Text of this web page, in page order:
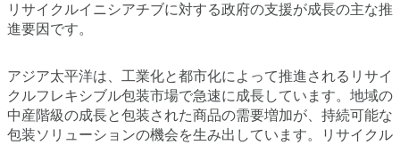
リサイクルイニシアチブに対する政府の支援が成長の主な推
進要因です。
アジア太平洋は、工業化と都市化によって推進されるリサイ
クルフレキシブル包装市場で急速に成長しています。地域の
中産階級の成長と包装された商品の需要増加が、持続可能な
包装ソリューションの機会を生み出しています。リサイクル